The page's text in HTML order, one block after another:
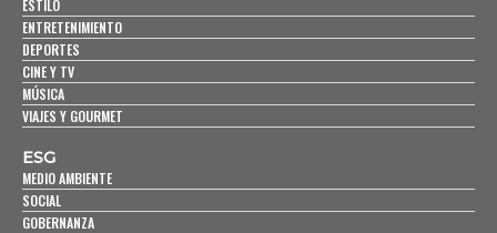
ESTILO
ENTRETENIMIENTO
DEPORTES
CINE Y TV
MÚSICA
VIAJES Y GOURMET
ESG
MEDIO AMBIENTE
SOCIAL
GOBERNANZA